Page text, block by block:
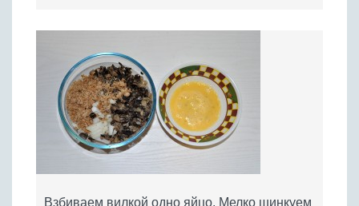
Взбиваем вилкой одно яйцо. Мелко шинкуем